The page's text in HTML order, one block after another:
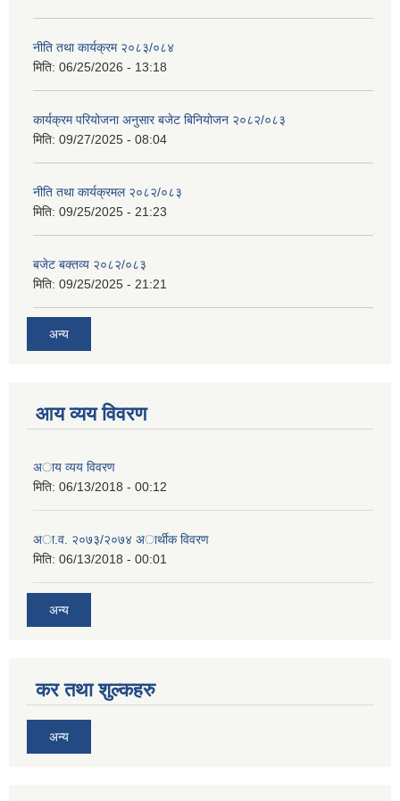
नीति तथा कार्यक्रम २०८३/०८४
मिति: 06/25/2026 - 13:18
कार्यक्रम परियोजना अनुसार बजेट बिनियोजन २०८२/०८३
मिति: 09/27/2025 - 08:04
नीति तथा कार्यक्रमल २०८२/०८३
मिति: 09/25/2025 - 21:23
बजेट बक्तव्य २०८२/०८३
मिति: 09/25/2025 - 21:21
अन्य
आय व्यय विवरण
अाय व्यय विवरण
मिति: 06/13/2018 - 00:12
अा.व. २०७३/२०७४ अार्थीक विवरण
मिति: 06/13/2018 - 00:01
अन्य
कर तथा शुल्कहरु
अन्य